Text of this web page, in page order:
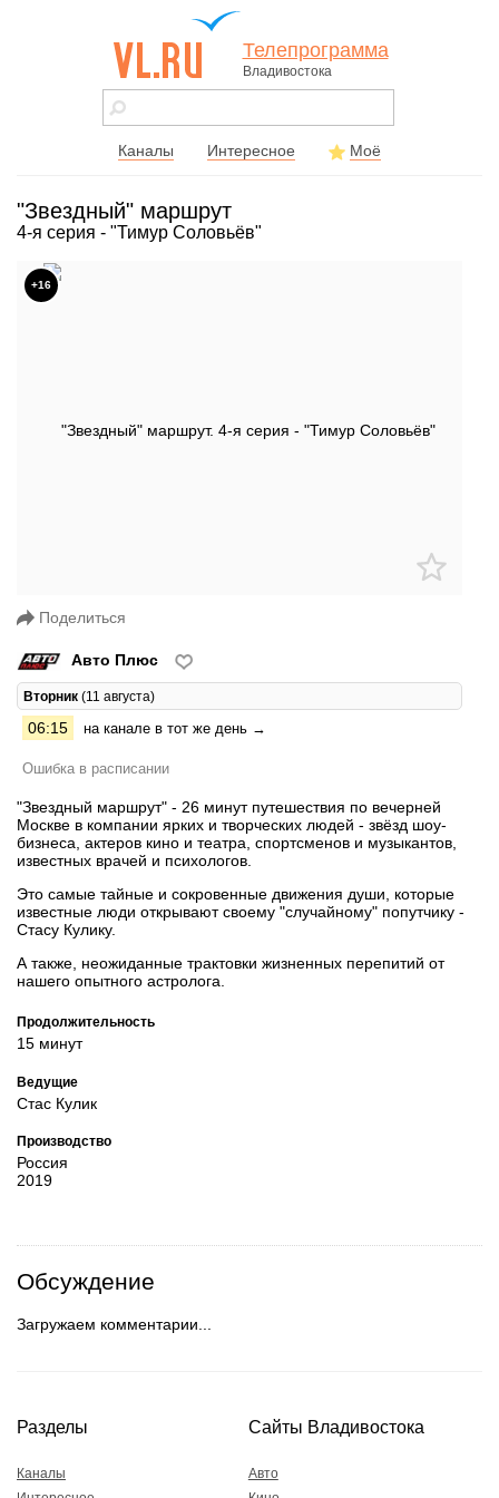
vl.ru - сайт
города
Телепрограмма
Владивостока
Каналы Интересное Моё
"Звездный" маршрут
4-я серия - "Тимур Соловьёв"
+16
Поделиться
Авто Плюс
Вторник (11 августа)
06:15 на канале в тот же день →
Ошибка в расписании
"Звездный маршрут" - 26 минут путешествия по вечерней
Москве в компании ярких и творческих людей - звёзд шоу-
бизнеса, актеров кино и театра, спортсменов и музыкантов,
известных врачей и психологов.
Это самые тайные и сокровенные движения души, которые
известные люди открывают своему "случайному" попутчику -
Стасу Кулику.
А также, неожиданные трактовки жизненных перепитий от
нашего опытного астролога.
Продолжительность
15 минут
Ведущие
Стас Кулик
Производство
Россия
2019
Обсуждение
Загружаем комментарии...
Разделы
Каналы
Сайты Владивостока
Авто